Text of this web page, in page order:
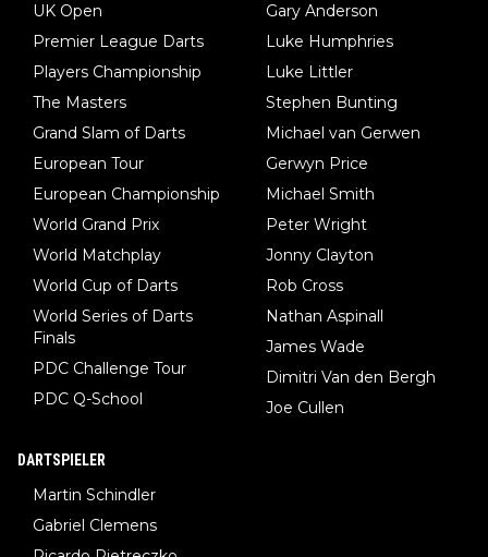
UK Open
Premier League Darts
Players Championship
The Masters
Grand Slam of Darts
European Tour
European Championship
World Grand Prix
World Matchplay
World Cup of Darts
World Series of Darts
Finals
PDC Challenge Tour
PDC Q-School
Gary Anderson
Luke Humphries
Luke Littler
Stephen Bunting
Michael van Gerwen
Gerwyn Price
Michael Smith
Peter Wright
Jonny Clayton
Rob Cross
Nathan Aspinall
James Wade
Dimitri Van den Bergh
Joe Cullen
DARTSPIELER
Martin Schindler
Gabriel Clemens